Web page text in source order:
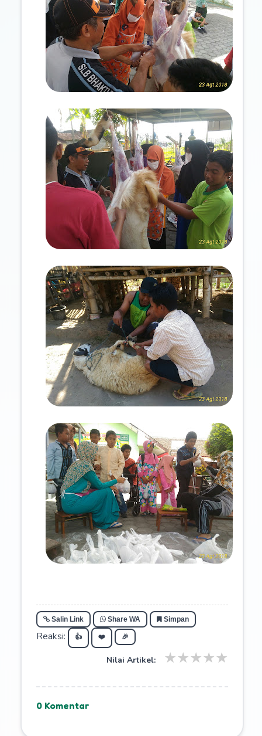
Salin Link Share WA Simpan
Reaksi: 👍 ❤️ 🎉
Nilai Artikel: ★
★
★
★
★
0 Komentar